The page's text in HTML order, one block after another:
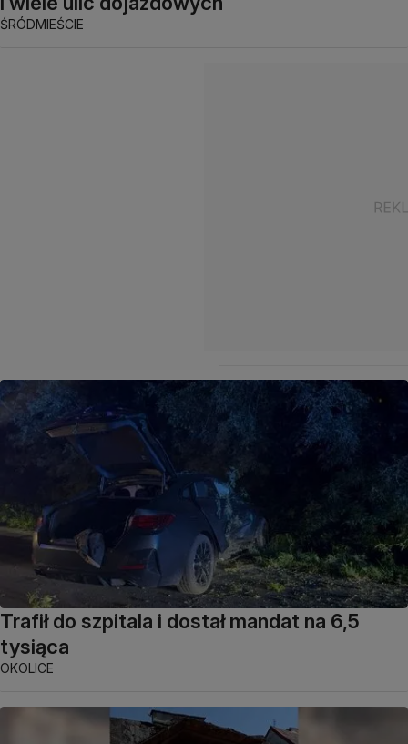
ŚRÓDMIEŚCIE
Trafił do szpitala i dostał mandat na 6,5
tysiąca
OKOLICE